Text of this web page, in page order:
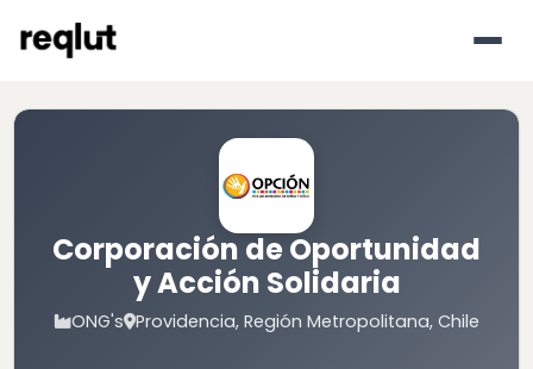
Corporación de Oportunidad
y Acción Solidaria
ONG's Providencia, Región Metropolitana, Chile